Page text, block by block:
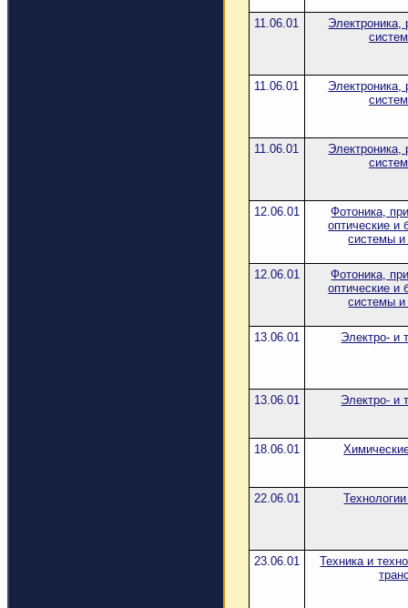
11.06.01
Электроника,
11.06.01
Электроника,
11.06.01
Электроника,
12.06.01
Фотоника,
оптические и
системы и
12.06.01
Фотоника,
оптические и
системы и
13.06.01 Электро- и
13.06.01 Электро- и
18.06.01
22.06.01
23.06.01
Техника и